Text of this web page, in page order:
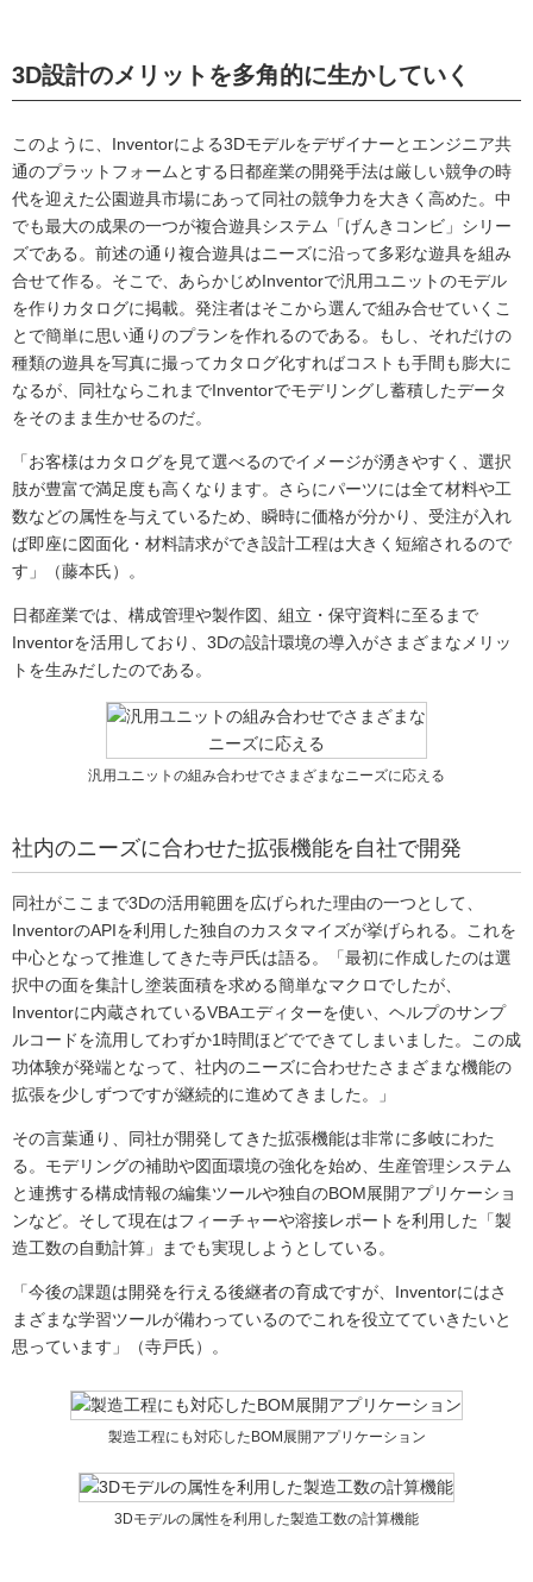
3D設計のメリットを多角的に生かしていく
このように、Inventorによる3Dモデルをデザイナーとエンジニア共
通のプラットフォームとする日都産業の開発手法は厳しい競争の時
代を迎えた公園遊具市場にあって同社の競争力を大きく高めた。中
でも最大の成果の一つが複合遊具システム「げんきコンビ」シリー
ズである。前述の通り複合遊具はニーズに沿って多彩な遊具を組み
合せて作る。そこで、あらかじめInventorで汎用ユニットのモデル
を作りカタログに掲載。発注者はそこから選んで組み合せていくこ
とで簡単に思い通りのプランを作れるのである。もし、それだけの
種類の遊具を写真に撮ってカタログ化すればコストも手間も膨大に
なるが、同社ならこれまでInventorでモデリングし蓄積したデータ
をそのまま生かせるのだ。
「お客様はカタログを見て選べるのでイメージが湧きやすく、選択
肢が豊富で満足度も高くなります。さらにパーツには全て材料や工
数などの属性を与えているため、瞬時に価格が分かり、受注が入れ
ば即座に図面化・材料請求ができ設計工程は大きく短縮されるので
す」（藤本氏）。
日都産業では、構成管理や製作図、組立・保守資料に至るまで
Inventorを活用しており、3Dの設計環境の導入がさまざまなメリッ
トを生みだしたのである。
汎用ユニットの組み合わせでさまざまなニーズに応える
社内のニーズに合わせた拡張機能を自社で開発
同社がここまで3Dの活用範囲を広げられた理由の一つとして、
InventorのAPIを利用した独自のカスタマイズが挙げられる。これを
中心となって推進してきた寺戸氏は語る。「最初に作成したのは選
択中の面を集計し塗装面積を求める簡単なマクロでしたが、
Inventorに内蔵されているVBAエディターを使い、ヘルプのサンプ
ルコードを流用してわずか1時間ほどでできてしまいました。この成
功体験が発端となって、社内のニーズに合わせたさまざまな機能の
拡張を少しずつですが継続的に進めてきました。」
その言葉通り、同社が開発してきた拡張機能は非常に多岐にわた
る。モデリングの補助や図面環境の強化を始め、生産管理システム
と連携する構成情報の編集ツールや独自のBOM展開アプリケーショ
ンなど。そして現在はフィーチャーや溶接レポートを利用した「製
造工数の自動計算」までも実現しようとしている。
「今後の課題は開発を行える後継者の育成ですが、Inventorにはさ
まざまな学習ツールが備わっているのでこれを役立てていきたいと
思っています」（寺戸氏）。
製造工程にも対応したBOM展開アプリケーション
3Dモデルの属性を利用した製造工数の計算機能